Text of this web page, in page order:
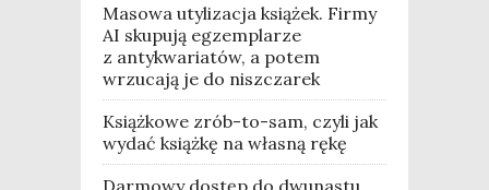
Masowa utylizacja książek. Firmy
AI skupują egzemplarze
z antykwariatów, a potem
wrzucają je do niszczarek
Książkowe zrób-to-sam, czyli jak
wydać książkę na własną rękę
Darmowy dostęp do dwunastu